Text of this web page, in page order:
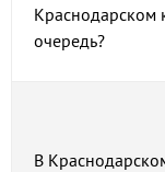
Краснодарском
очередь?
В